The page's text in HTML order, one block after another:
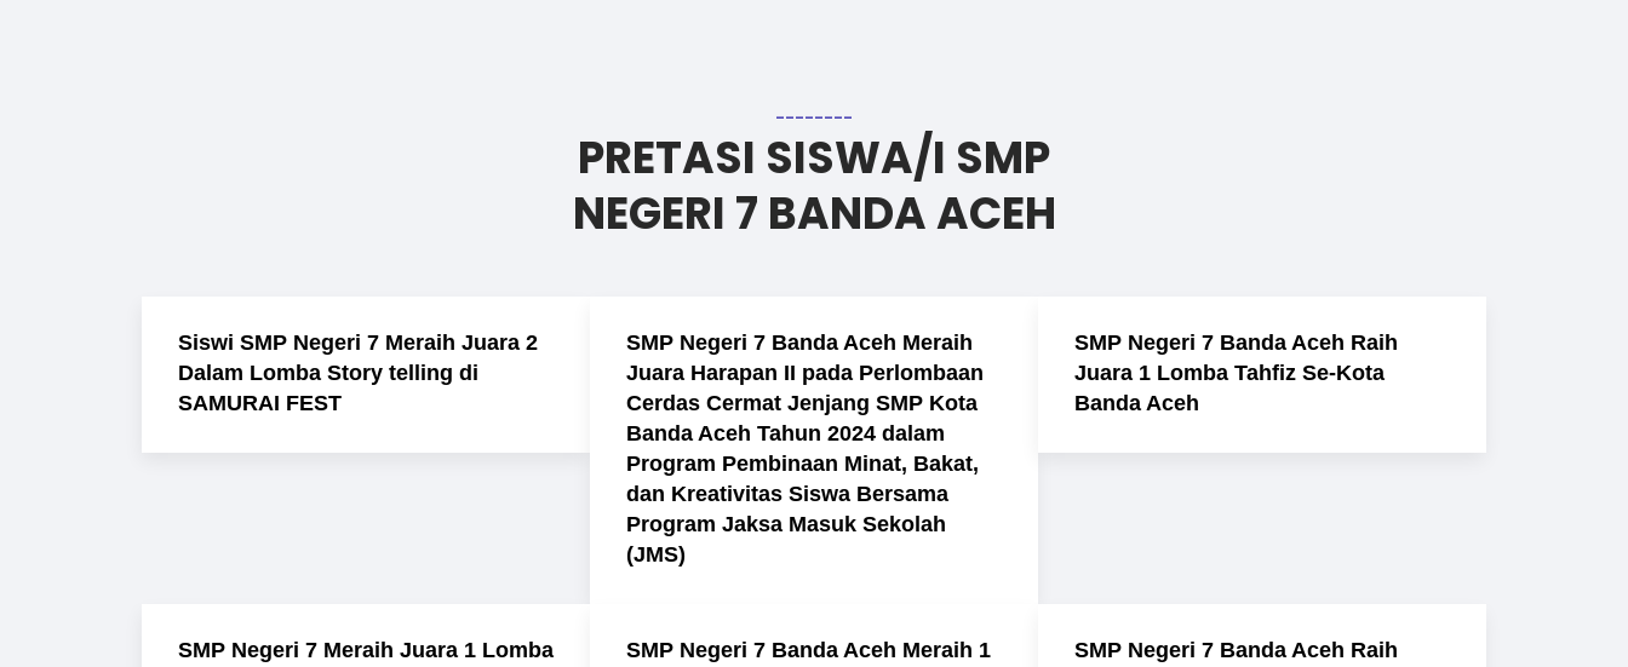
--------
PRETASI SISWA/I SMP
NEGERI 7 BANDA ACEH
Siswi SMP Negeri 7 Meraih Juara 2
Dalam Lomba Story telling di
SAMURAI FEST
SMP Negeri 7 Banda Aceh Meraih
Juara Harapan II pada Perlombaan
Cerdas Cermat Jenjang SMP Kota
Banda Aceh Tahun 2024 dalam
Program Pembinaan Minat, Bakat,
dan Kreativitas Siswa Bersama
Program Jaksa Masuk Sekolah
(JMS)
SMP Negeri 7 Banda Aceh Raih
Juara 1 Lomba Tahfiz Se-Kota
Banda Aceh
SMP Negeri 7 Meraih Juara 1 Lomba
SMP Negeri 7 Banda Aceh Meraih 1
SMP Negeri 7 Banda Aceh Raih